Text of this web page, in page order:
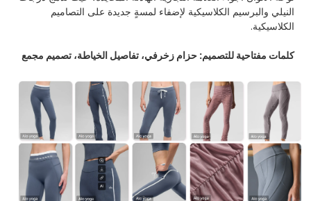
النيلي والبرسيم الكلاسيكية لإضفاء لمسةٍ جديدة على التصاميم
الكلاسيكية.
كلمات مفتاحية للتصميم: حزام زخرفي، تفاصيل الخياطة، تصميم مجمع